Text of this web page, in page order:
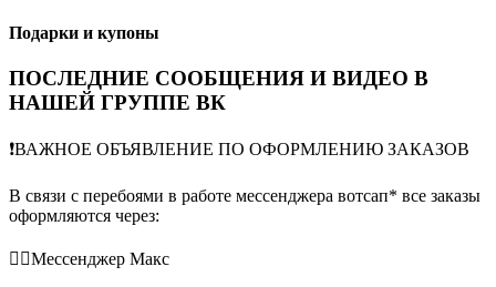
Подарки и купоны
ПОСЛЕДНИЕ СООБЩЕНИЯ И ВИДЕО В
НАШЕЙ ГРУППЕ ВК
❗️ВАЖНОЕ ОБЪЯВЛЕНИЕ ПО ОФОРМЛЕНИЮ ЗАКАЗОВ
В связи с перебоями в работе мессенджера вотсап* все заказы
оформляются через:
👉🏻Мессенджер Макс